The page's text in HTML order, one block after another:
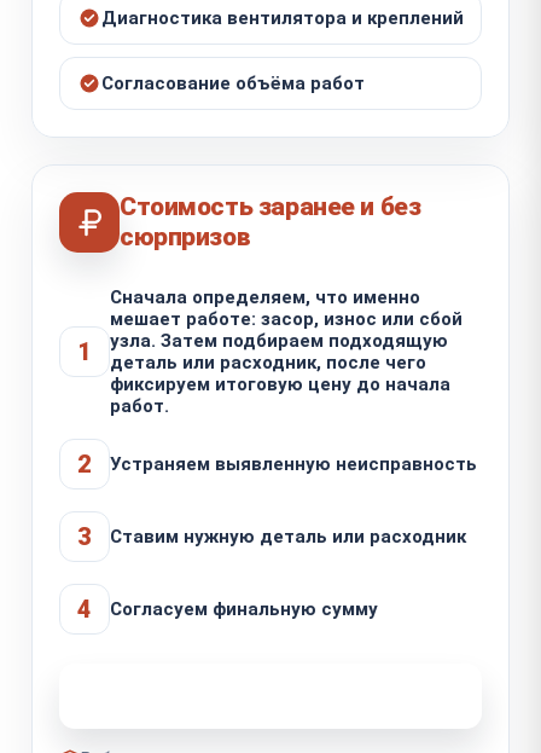
Диагностика вентилятора и креплений
Согласование объёма работ
Стоимость заранее и без
сюрпризов
1
Сначала определяем, что именно
мешает работе: засор, износ или сбой
узла. Затем подбираем подходящую
деталь или расходник, после чего
фиксируем итоговую цену до начала
работ.
2 Устраняем выявленную неисправность
3 Ставим нужную деталь или расходник
4 Согласуем финальную сумму